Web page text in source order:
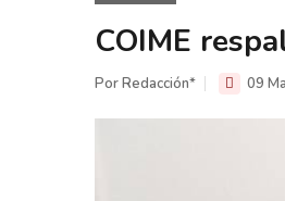
COIME
Por Redacción* 09